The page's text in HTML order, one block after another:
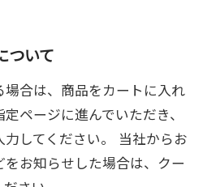
ついて
合は、商品をカートに入れ
ページに進んでいただき、
してください。 当社からお
お知らせした場合は、クー